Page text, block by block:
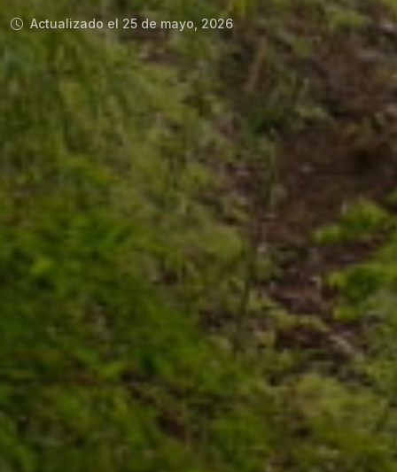
Actualizado el 25 de mayo, 2026